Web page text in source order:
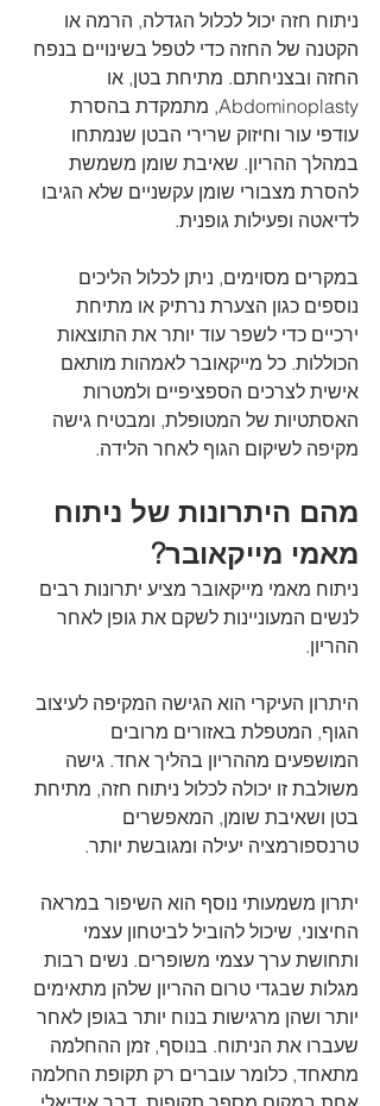
ניתוח חזה יכול לכלול הגדלה, הרמה או
הקטנה של החזה כדי לטפל בשינויים בנפח
החזה ובצניחתם. מתיחת בטן, או
Abdominoplasty, מתמקדת בהסרת
עודפי עור וחיזוק שרירי הבטן שנמתחו
במהלך ההריון. שאיבת שומן משמשת
להסרת מצבורי שומן עקשניים שלא הגיבו
לדיאטה ופעילות גופנית.
במקרים מסוימים, ניתן לכלול הליכים
נוספים כגון הצערת נרתיק או מתיחת
ירכיים כדי לשפר עוד יותר את התוצאות
הכוללות. כל מייקאובר לאמהות מותאם
אישית לצרכים הספציפיים ולמטרות
האסתטיות של המטופלת, ומבטיח גישה
מקיפה לשיקום הגוף לאחר הלידה.
מהם היתרונות של ניתוח
מאמי מייקאובר?
ניתוח מאמי מייקאובר מציע יתרונות רבים
לנשים המעוניינות לשקם את גופן לאחר
ההריון.
היתרון העיקרי הוא הגישה המקיפה לעיצוב
הגוף, המטפלת באזורים מרובים
המושפעים מההריון בהליך אחד. גישה
משולבת זו יכולה לכלול ניתוח חזה, מתיחת
בטן ושאיבת שומן, המאפשרים
טרנספורמציה יעילה ומגובשת יותר.
יתרון משמעותי נוסף הוא השיפור במראה
החיצוני, שיכול להוביל לביטחון עצמי
ותחושת ערך עצמי משופרים. נשים רבות
מגלות שבגדי טרום ההריון שלהן מתאימים
יותר ושהן מרגישות בנוח יותר בגופן לאחר
שעברו את הניתוח. בנוסף, זמן ההחלמה
מתאחד, כלומר עוברים רק תקופת החלמה